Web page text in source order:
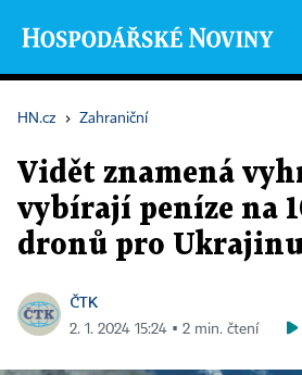
HN.cz › Zahraniční
Vidět znamená
vybírají peníze na
dronů pro
ČTK
2. 1. 2024 15:24 ▪ 2 min. čtení